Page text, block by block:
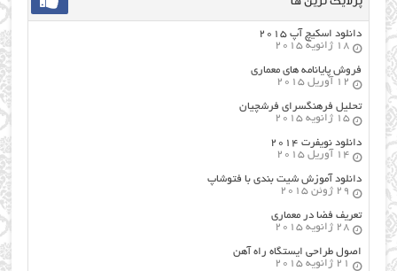
دانلود اسکیچ آپ ۲۰۱۵
18 ژانویه 2015
فروش پایانامه های معماری
12 آوریل 2015
تحلیل فرهنگسرای فرشچیان
15 ژانویه 2015
دانلود نویفرت ۲۰۱۴
14 آوریل 2015
دانلود آموزش شیت بندی با فتوشاپ
29 ژوئن 2015
تعریف فضا در معماری
28 ژانویه 2015
اصول طراحي ایستگاه راه آهن
21 ژانویه 2015